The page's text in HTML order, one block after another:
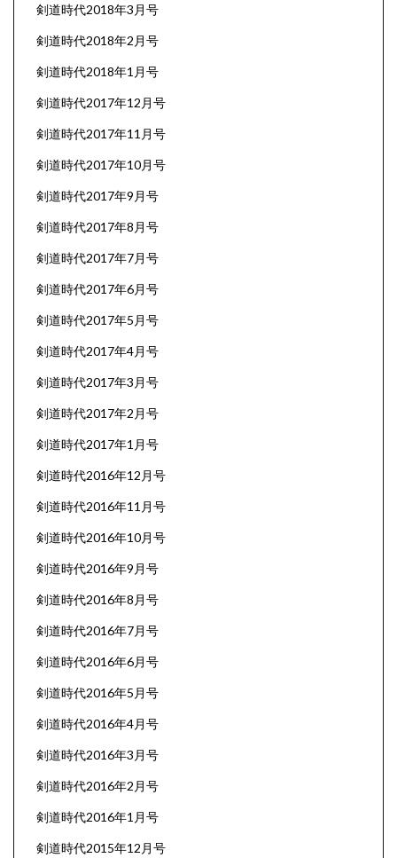
剣道時代2018年3月号
剣道時代2018年2月号
剣道時代2018年1月号
剣道時代2017年12月号
剣道時代2017年11月号
剣道時代2017年10月号
剣道時代2017年9月号
剣道時代2017年8月号
剣道時代2017年7月号
剣道時代2017年6月号
剣道時代2017年5月号
剣道時代2017年4月号
剣道時代2017年3月号
剣道時代2017年2月号
剣道時代2017年1月号
剣道時代2016年12月号
剣道時代2016年11月号
剣道時代2016年10月号
剣道時代2016年9月号
剣道時代2016年8月号
剣道時代2016年7月号
剣道時代2016年6月号
剣道時代2016年5月号
剣道時代2016年4月号
剣道時代2016年3月号
剣道時代2016年2月号
剣道時代2016年1月号
剣道時代2015年12月号